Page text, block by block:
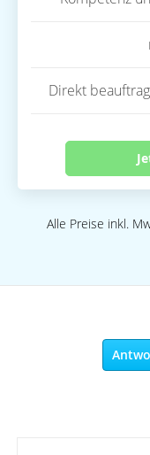
Direkt
Alle Preise inkl.